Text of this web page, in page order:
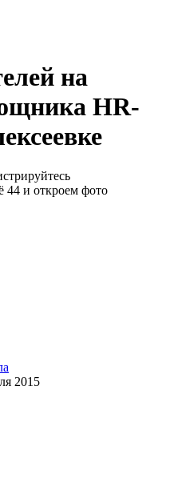
на
HR-
44 и откроем фото
2015